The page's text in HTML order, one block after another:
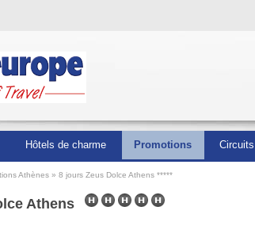
Hôtels de charme Promotions Circuits
Athènes 8 jours Zeus Dolce Athens *****
Athens